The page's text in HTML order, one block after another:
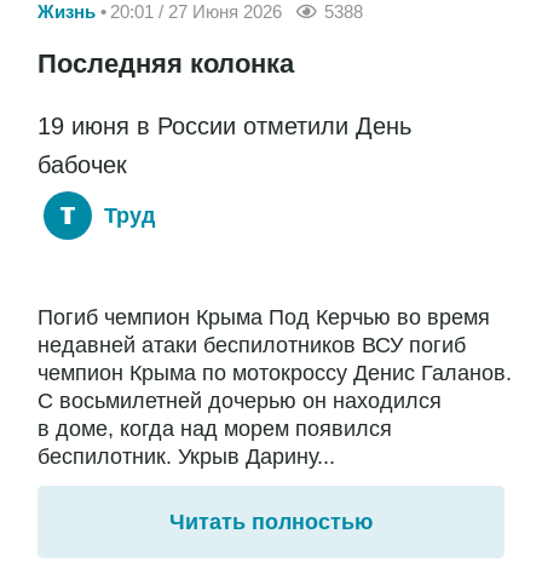
Жизнь 20:01 / 27 Июня 2026 5388
Последняя колонка
19 июня в России отметили День
бабочек
Труд
Погиб чемпион Крыма Под Керчью во время
недавней атаки беспилотников ВСУ погиб
чемпион Крыма по мотокроссу Денис Галанов.
С восьмилетней дочерью он находился
в доме, когда над морем появился
беспилотник. Укрыв Дарину...
Читать полностью